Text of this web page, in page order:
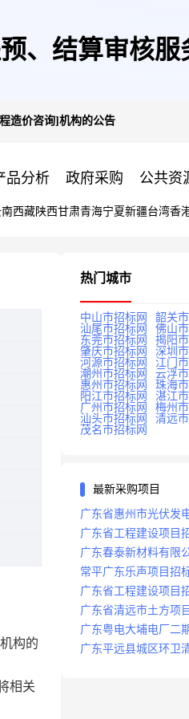
、结算审核
造价咨询]机构的公告
品分析 政府采购 公共资
西藏陕西甘肃青海宁夏新疆台湾香
构的
相关
热门城市
中山市招标网
韶关
汕尾市招标网
佛山
东莞市招标网
揭阳
肇庆市招标网
深圳
河源市招标网
江门
潮州市招标网
云浮
惠州市招标网
珠海
阳江市招标网
湛江
广州市招标网
梅州
汕头市招标网
清远
茂名市招标网
最新采购项目
广东省惠州市光伏发
广东省工程建设项目
录
广东春泰新材料有限
标
常平广东乐声项目招
广东省工程建设项目
广东省清远市土方项
广东粤电大埔电厂二
安保服务项目招标公
广东平远县城区环卫